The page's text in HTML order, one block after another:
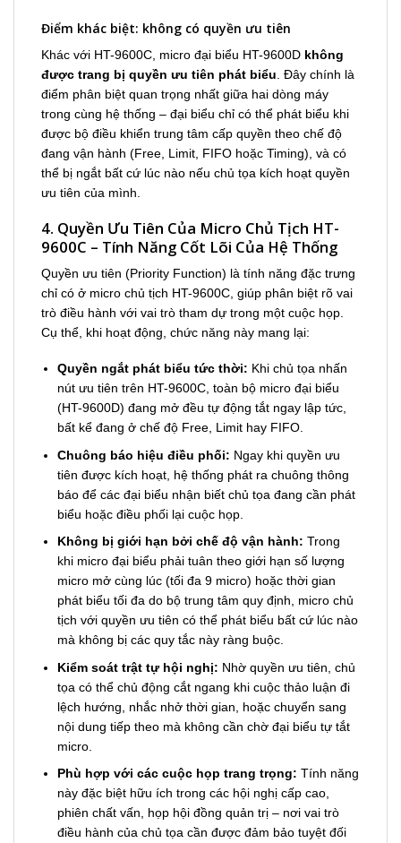
Điểm khác biệt: không có quyền ưu tiên
Khác với HT-9600C, micro đại biểu HT-9600D không
được trang bị quyền ưu tiên phát biểu . Đây chính là
điểm phân biệt quan trọng nhất giữa hai dòng máy
trong cùng hệ thống – đại biểu chỉ có thể phát biểu khi
được bộ điều khiển trung tâm cấp quyền theo chế độ
đang vận hành (Free, Limit, FIFO hoặc Timing), và có
thể bị ngắt bất cứ lúc nào nếu chủ tọa kích hoạt quyền
ưu tiên của mình.
4. Quyền Ưu Tiên Của Micro Chủ Tịch HT-
9600C – Tính Năng Cốt Lõi Của Hệ Thống
Quyền ưu tiên (Priority Function) là tính năng đặc trưng
chỉ có ở micro chủ tịch HT-9600C, giúp phân biệt rõ vai
trò điều hành với vai trò tham dự trong một cuộc họp.
Cụ thể, khi hoạt động, chức năng này mang lại:
Quyền ngắt phát biểu tức thời: Khi chủ tọa nhấn
nút ưu tiên trên HT-9600C, toàn bộ micro đại biểu
(HT-9600D) đang mở đều tự động tắt ngay lập tức,
bất kể đang ở chế độ Free, Limit hay FIFO.
Chuông báo hiệu điều phối: Ngay khi quyền ưu
tiên được kích hoạt, hệ thống phát ra chuông thông
báo để các đại biểu nhận biết chủ tọa đang cần phát
biểu hoặc điều phối lại cuộc họp.
Không bị giới hạn bởi chế độ vận hành: Trong
khi micro đại biểu phải tuân theo giới hạn số lượng
micro mở cùng lúc (tối đa 9 micro) hoặc thời gian
phát biểu tối đa do bộ trung tâm quy định, micro chủ
tịch với quyền ưu tiên có thể phát biểu bất cứ lúc nào
mà không bị các quy tắc này ràng buộc.
Kiểm soát trật tự hội nghị: Nhờ quyền ưu tiên, chủ
tọa có thể chủ động cắt ngang khi cuộc thảo luận đi
lệch hướng, nhắc nhở thời gian, hoặc chuyển sang
nội dung tiếp theo mà không cần chờ đại biểu tự tắt
micro.
Phù hợp với các cuộc họp trang trọng: Tính năng
này đặc biệt hữu ích trong các hội nghị cấp cao,
phiên chất vấn, họp hội đồng quản trị – nơi vai trò
điều hành của chủ tọa cần được đảm bảo tuyệt đối